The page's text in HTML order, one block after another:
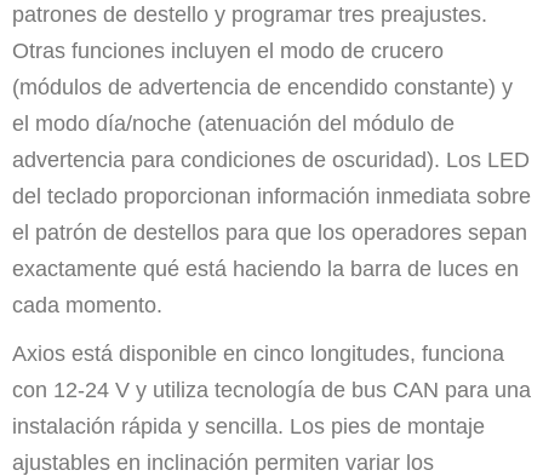
patrones de destello y programar tres preajustes.
Otras funciones incluyen el modo de crucero
(módulos de advertencia de encendido constante) y
el modo día/noche (atenuación del módulo de
advertencia para condiciones de oscuridad). Los LED
del teclado proporcionan información inmediata sobre
el patrón de destellos para que los operadores sepan
exactamente qué está haciendo la barra de luces en
cada momento.
Axios está disponible en cinco longitudes, funciona
con 12-24 V y utiliza tecnología de bus CAN para una
instalación rápida y sencilla. Los pies de montaje
ajustables en inclinación permiten variar los